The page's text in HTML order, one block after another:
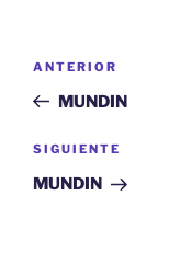
entradas
Entrada
anterior:
ANTERIOR
MUNDIN
Siguiente
entrada
SIGUIENTE
MUNDIN